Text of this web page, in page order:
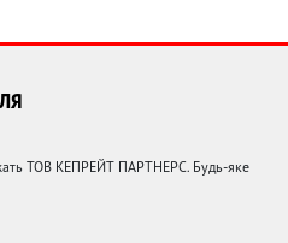
ТОВ КЕПРЕЙТ ПАРТНЕРС. Будь-яке